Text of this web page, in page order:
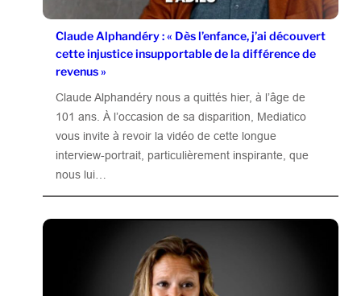
Claude Alphandéry : « Dès l’enfance, j’ai découvert
cette injustice insupportable de la différence de
revenus »
Claude Alphandéry nous a quittés hier, à l’âge de
101 ans. À l’occasion de sa disparition, Mediatico
vous invite à revoir la vidéo de cette longue
interview-portrait, particulièrement inspirante, que
nous lui…